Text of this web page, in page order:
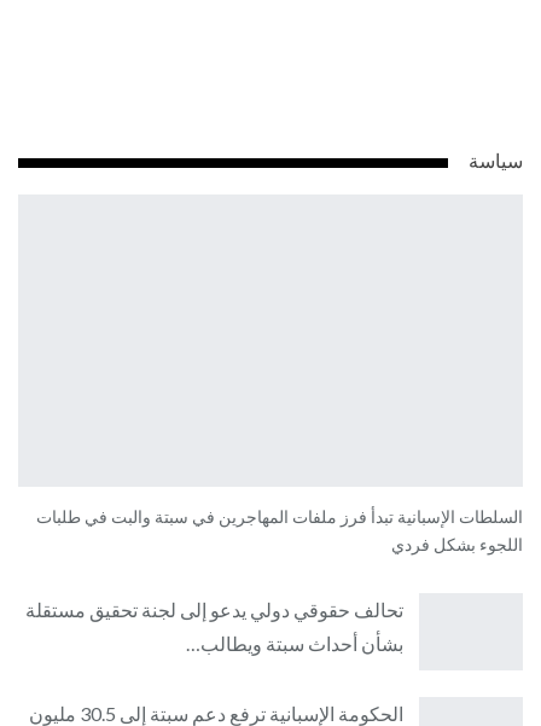
سياسة
السلطات الإسبانية تبدأ فرز ملفات المهاجرين في سبتة والبت في طلبات
اللجوء بشكل فردي
تحالف حقوقي دولي يدعو إلى لجنة تحقيق مستقلة
بشأن أحداث سبتة ويطالب…
الحكومة الإسبانية ترفع دعم سبتة إلى 30.5 مليون